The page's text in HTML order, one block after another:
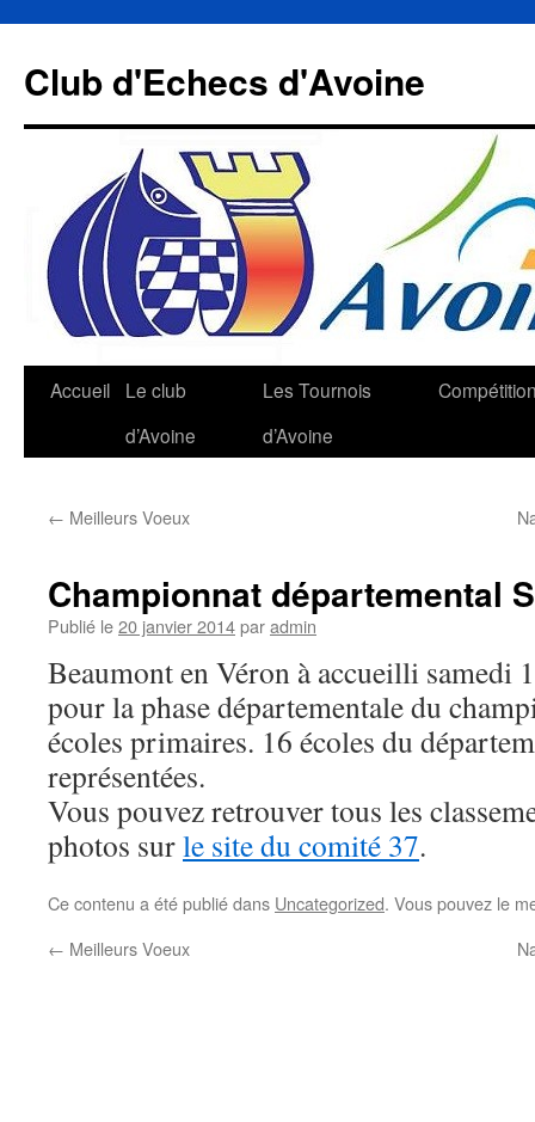
contenu
Club d'Echecs d'Avoine
Accueil
Le club
d’Avoine
Les Tournois
d’Avoine
← Meilleurs Voeux
Championnat départemental
Publié le20 janvier 2014paradmin
Beaumont en Véron à accueilli samedi
pour la phase départementale du
écoles primaires. 16 écoles du
représentées.
Vous pouvez retrouver tous les
photos surle site du comité 37.
Ce contenu a été publié dans Uncategorized. Vous pouvez le
← Meilleurs Voeux